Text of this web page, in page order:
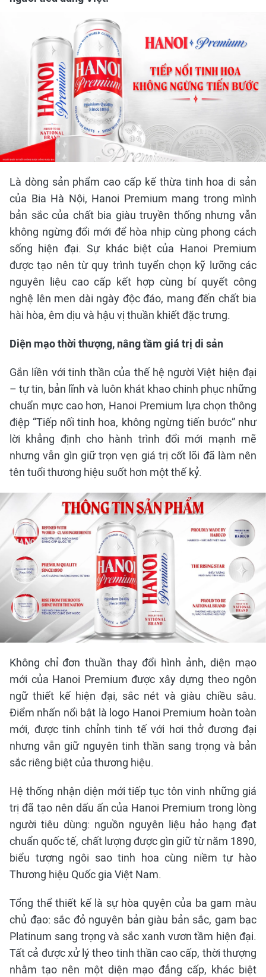
Là dòng sản phẩm cao cấp kế thừa tinh hoa di sản
của Bia Hà Nội, Hanoi Premium mang trong mình
bản sắc của chất bia giàu truyền thống nhưng vẫn
không ngừng đổi mới để hòa nhịp cùng phong cách
sống hiện đại. Sự khác biệt của Hanoi Premium
được tạo nên từ quy trình tuyển chọn kỹ lưỡng các
nguyên liệu cao cấp kết hợp cùng bí quyết công
nghệ lên men dài ngày độc đáo, mang đến chất bia
hài hòa, êm dịu và hậu vị thuần khiết đặc trưng.
Diện mạo thời thượng, nâng tầm giá trị di sản
Gắn liền với tinh thần của thế hệ người Việt hiện đại
– tự tin, bản lĩnh và luôn khát khao chinh phục những
chuẩn mực cao hơn, Hanoi Premium lựa chọn thông
điệp “Tiếp nối tinh hoa, không ngừng tiến bước” như
lời khẳng định cho hành trình đổi mới mạnh mẽ
nhưng vẫn gìn giữ trọn vẹn giá trị cốt lõi đã làm nên
tên tuổi thương hiệu suốt hơn một thế kỷ.
Không chỉ đơn thuần thay đổi hình ảnh, diện mạo
mới của Hanoi Premium được xây dựng theo ngôn
ngữ thiết kế hiện đại, sắc nét và giàu chiều sâu.
Điểm nhấn nổi bật là logo Hanoi Premium hoàn toàn
mới, được tinh chỉnh tinh tế với hơi thở đương đại
nhưng vẫn giữ nguyên tinh thần sang trọng và bản
sắc riêng biệt của thương hiệu.
Hệ thống nhận diện mới tiếp tục tôn vinh những giá
trị đã tạo nên dấu ấn của Hanoi Premium trong lòng
người tiêu dùng: nguồn nguyên liệu hảo hạng đạt
chuẩn quốc tế, chất lượng được gìn giữ từ năm 1890,
biểu tượng ngôi sao tinh hoa cùng niềm tự hào
Thương hiệu Quốc gia Việt Nam.
Tổng thể thiết kế là sự hòa quyện của ba gam màu
chủ đạo: sắc đỏ nguyên bản giàu bản sắc, gam bạc
Platinum sang trọng và sắc xanh vươn tầm hiện đại.
Tất cả được xử lý theo tinh thần cao cấp, thời thượng
nhằm tạo nên một diện mạo đẳng cấp, khác biệt